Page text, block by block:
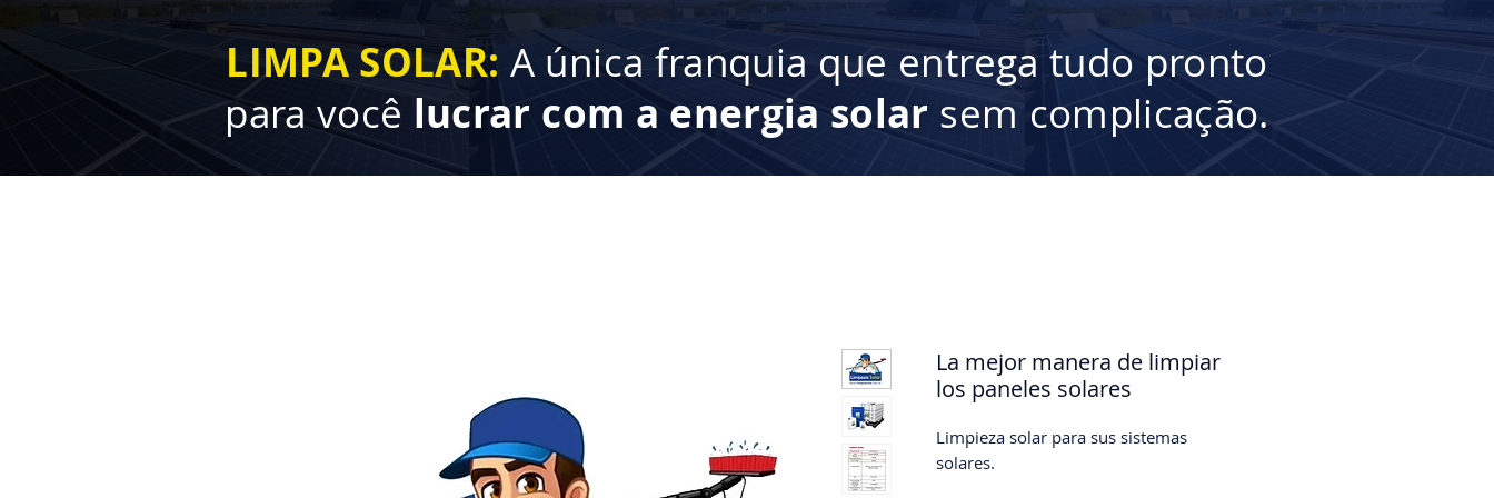
LIMPA SOLAR: A única franquia que entrega tudo pronto
para você lucrar com a energia solar sem complicação.
La mejor manera de limpiar
los paneles solares
Limpieza solar para sus sistemas
solares.